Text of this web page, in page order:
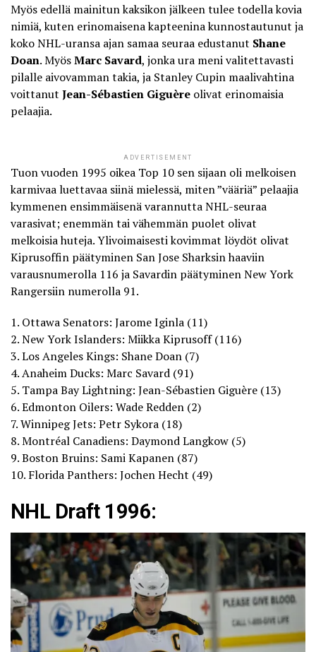
Myös edellä mainitun kaksikon jälkeen tulee todella kovia
nimiä, kuten erinomaisena kapteenina kunnostautunut ja
koko NHL-uransa ajan samaa seuraa edustanut Shane
Doan. MyösMarc Savard, jonka ura meni valitettavasti
pilalle aivovamman takia, ja Stanley Cupin maalivahtina
voittanut Jean-Sébastien Giguère olivat erinomaisia
pelaajia.
ADVERTISEMENT
Tuon vuoden 1995 oikea Top 10 sen sijaan oli melkoisen
karmivaa luettavaa siinä mielessä, miten ”vääriä” pelaajia
kymmenen ensimmäisenä varannutta NHL-seuraa
varasivat; enemmän tai vähemmän puolet olivat
melkoisia huteja. Ylivoimaisesti kovimmat löydöt olivat
Kiprusoffin päätyminen San Jose Sharksin haaviin
varausnumerolla 116 ja Savardin päätyminen New York
Rangersiin numerolla 91.
1. Ottawa Senators: Jarome Iginla (11)
2. New York Islanders: Miikka Kiprusoff (116)
3. Los Angeles Kings: Shane Doan (7)
4. Anaheim Ducks: Marc Savard (91)
5. Tampa Bay Lightning: Jean-Sébastien Giguère (13)
6. Edmonton Oilers: Wade Redden (2)
7. Winnipeg Jets: Petr Sykora (18)
8. Montréal Canadiens: Daymond Langkow (5)
9. Boston Bruins: Sami Kapanen (87)
10. Florida Panthers: Jochen Hecht (49)
NHL Draft 1996: